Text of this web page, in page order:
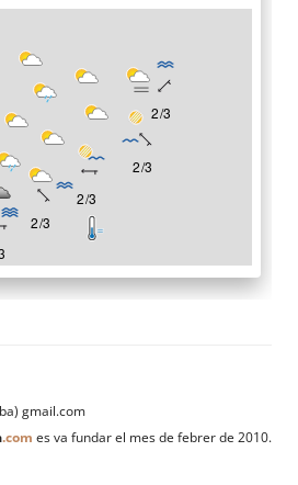
gmail.com
.com es va fundar el mes de febrer de 2010.